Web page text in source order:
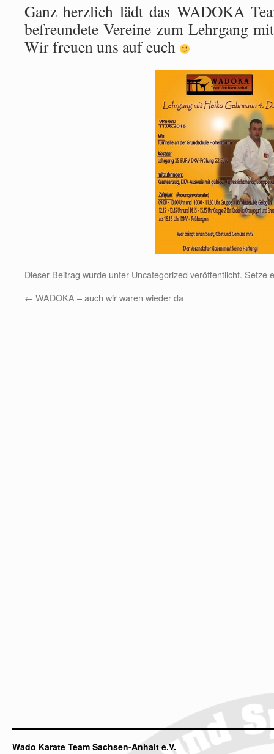
Ganz herzlich lädt das WADOKA
befreundete Vereine zum Lehrgang
Wir freuen uns auf euch
Dieser Beitrag wurde unter Uncategorized veröffentlicht. Setze
← WADOKA – auch wir waren wieder da
Wado Karate Team Sachsen-Anhalt e.V.